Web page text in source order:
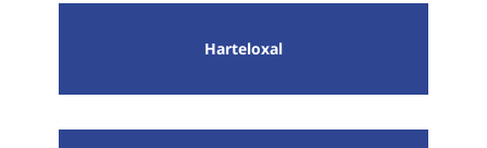
Harteloxal